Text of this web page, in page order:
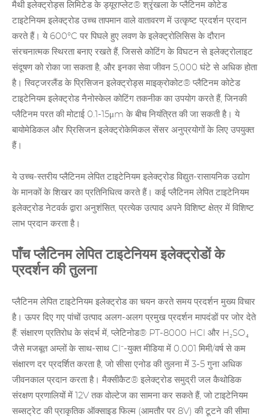
मैथी इलेक्ट्रोड्स लिमिटेड के ड्यूराप्लेट® श्रृंखला के प्लैटिनम कोटेड
टाइटेनियम इलेक्ट्रोड उच्च तापमान वाले वातावरण में उत्कृष्ट प्रदर्शन प्रदान
करते हैं। ये 600°C पर पिघले हुए लवण के इलेक्ट्रोलिसिस के दौरान
संरचनात्मक स्थिरता बनाए रखते हैं, जिससे कोटिंग के विघटन से इलेक्ट्रोलाइट
संदूषण को रोका जा सकता है, और इनका सेवा जीवन 5,000 घंटे से अधिक होता
है। स्विट्जरलैंड के प्रिसिजन इलेक्ट्रोड्स माइक्रोकोट® प्लैटिनम कोटेड
टाइटेनियम इलेक्ट्रोड नैनोस्केल कोटिंग तकनीक का उपयोग करते हैं, जिनकी
प्लैटिनम परत की मोटाई 0.1-15μm के बीच नियंत्रित की जा सकती है। ये
बायोमेडिकल और प्रिसिजन इलेक्ट्रोकेमिकल सेंसर अनुप्रयोगों के लिए उपयुक्त
हैं।
ये उच्च-स्तरीय प्लैटिनम लेपित टाइटेनियम इलेक्ट्रोड विद्युत-रासायनिक उद्योग
के मानकों के शिखर का प्रतिनिधित्व करते हैं। कई प्लैटिनम लेपित टाइटेनियम
इलेक्ट्रोडनेटवर्क द्वारा अनुशंसित, प्रत्येक उत्पाद अपने विशिष्ट क्षेत्र में विशिष्ट
लाभ प्रदान करता है।
पाँच प्लैटिनम लेपित टाइटेनियम इलेक्ट्रोडों के
प्रदर्शन की तुलना
प्लैटिनम लेपित टाइटेनियम इलेक्ट्रोड का चयन करते समय प्रदर्शन मुख्य विचार
है। ऊपर दिए गए पांचों उत्पाद अलग-अलग प्रमुख प्रदर्शन मापदंडों पर जोर देते
हैं: संक्षारण प्रतिरोध के संदर्भ में, प्लेटिनोड® PT-8000 HCl और H₂SO₄
जैसे मजबूत अम्लों के साथ-साथ Cl⁻-युक्त मीडिया में 0.001 मिमी/वर्ष से कम
संक्षारण दर प्रदर्शित करता है, जो सीसा एनोड की तुलना में 3-5 गुना अधिक
जीवनकाल प्रदान करता है। मैक्सीकैट® इलेक्ट्रोड समुद्री जल कैथोडिक
संरक्षण प्रणालियों में 12V तक वोल्टेज का सामना कर सकते हैं, जो टाइटेनियम
सब्सट्रेट की प्राकृतिक ऑक्साइड फिल्म (आमतौर पर 8V) की टूटने की सीमा